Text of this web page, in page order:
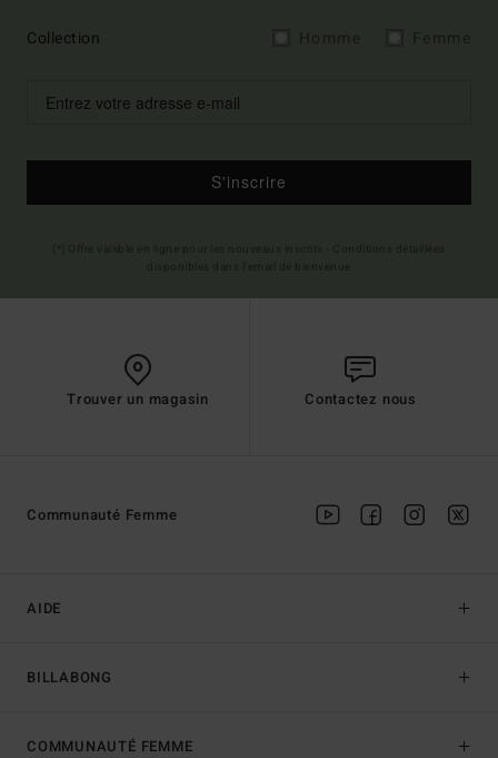
Collection
S'inscrire
Trouver un magasin Contactez nous
AIDE
BILLABONG
Communauté Femme
COMMUNAUTÉ FEMME